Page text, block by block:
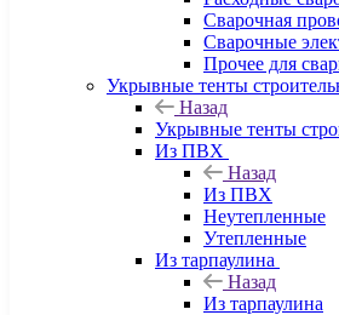
Сварочная
Сварочные
Прочее для
Укрывные тенты
Назад
Укрывные тенты
Из ПВХ
Назад
Из ПВХ
Неутепленные
Утепленные
Из тарпаулина
Назад
Из тарпаулина